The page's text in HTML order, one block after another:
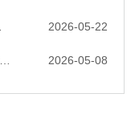
2026-05-22
2026-05-08